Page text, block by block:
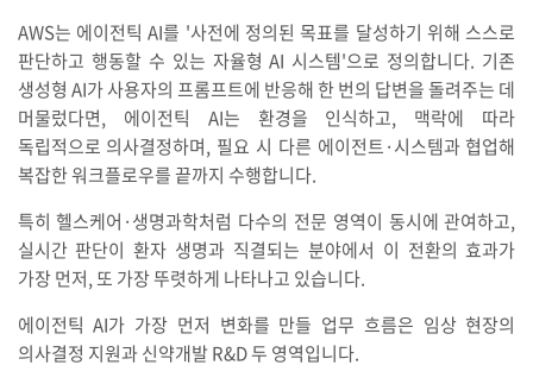
AWS는 에이전틱 AI를 '사전에 정의된 목표를 달성하기 위해 스스로
판단하고 행동할 수 있는 자율형 AI 시스템'으로 정의합니다. 기존
생성형 AI가 사용자의 프롬프트에 반응해 한 번의 답변을 돌려주는 데
머물렀다면, 에이전틱 AI는 환경을 인식하고, 맥락에 따라
독립적으로 의사결정하며, 필요 시 다른 에이전트·시스템과 협업해
복잡한 워크플로우를 끝까지 수행합니다.
특히 헬스케어·생명과학처럼 다수의 전문 영역이 동시에 관여하고,
실시간 판단이 환자 생명과 직결되는 분야에서 이 전환의 효과가
가장 먼저, 또 가장 뚜렷하게 나타나고 있습니다.
에이전틱 AI가 가장 먼저 변화를 만들 업무 흐름은 임상 현장의
의사결정 지원과 신약개발 R&D 두 영역입니다.